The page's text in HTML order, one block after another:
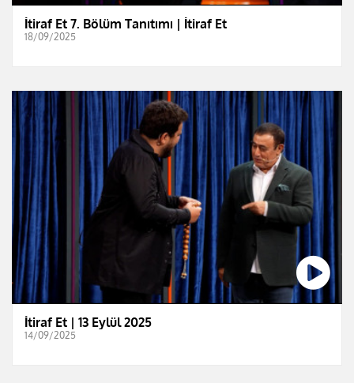
İtiraf Et 7. Bölüm Tanıtımı | İtiraf Et
18/09/2025
İtiraf Et | 13 Eylül 2025
14/09/2025